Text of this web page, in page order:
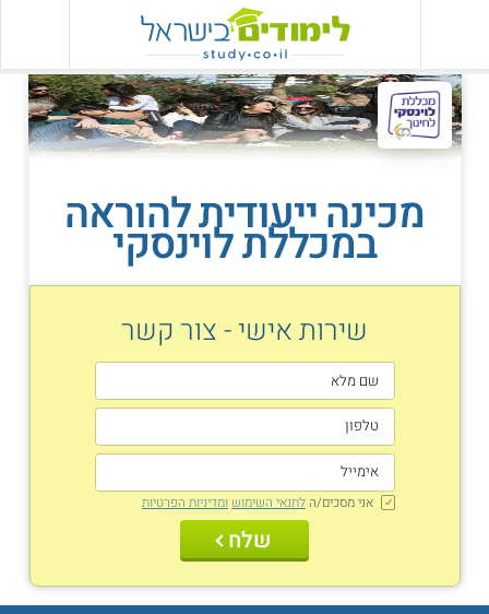
מכינה ייעודית להוראה
במכללת לוינסקי
שירות אישי - צור קשר
אני מסכים/ה לתנאי השימוש ומדיניות הפרטיות
שלח